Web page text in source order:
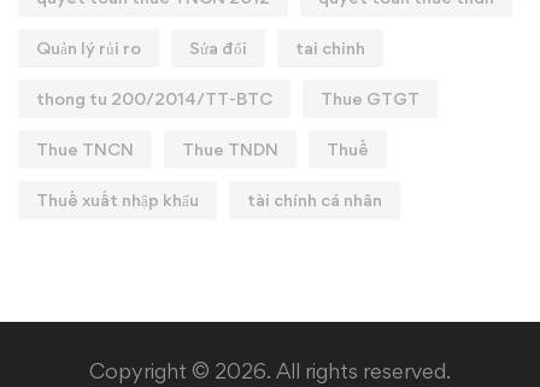
Quản lý rủi ro Sửa đổi tai chinh
thong tu 200/2014/TT-BTC Thue GTGT
Thue TNCN Thue TNDN Thuế
Thuế xuất nhập khẩu tài chính cá nhân
Copyright © 2026. All rights reserved.